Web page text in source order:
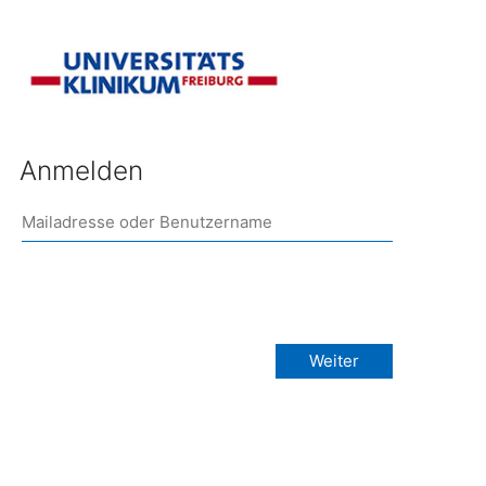
Anmelden
Weiter